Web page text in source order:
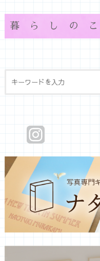
暮らしの